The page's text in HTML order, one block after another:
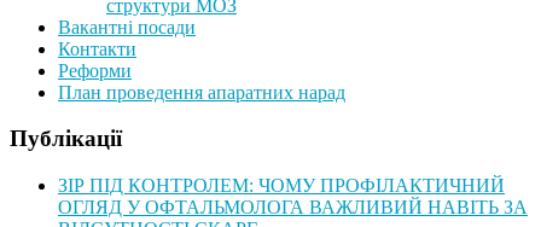
структури МОЗ
Вакантні посади
Контакти
Реформи
План проведення апаратних нарад
Публікації
ЗІР ПІД КОНТРОЛЕМ: ЧОМУ ПРОФІЛАКТИЧНИЙ
ОГЛЯД У ОФТАЛЬМОЛОГА ВАЖЛИВИЙ НАВІТЬ ЗА